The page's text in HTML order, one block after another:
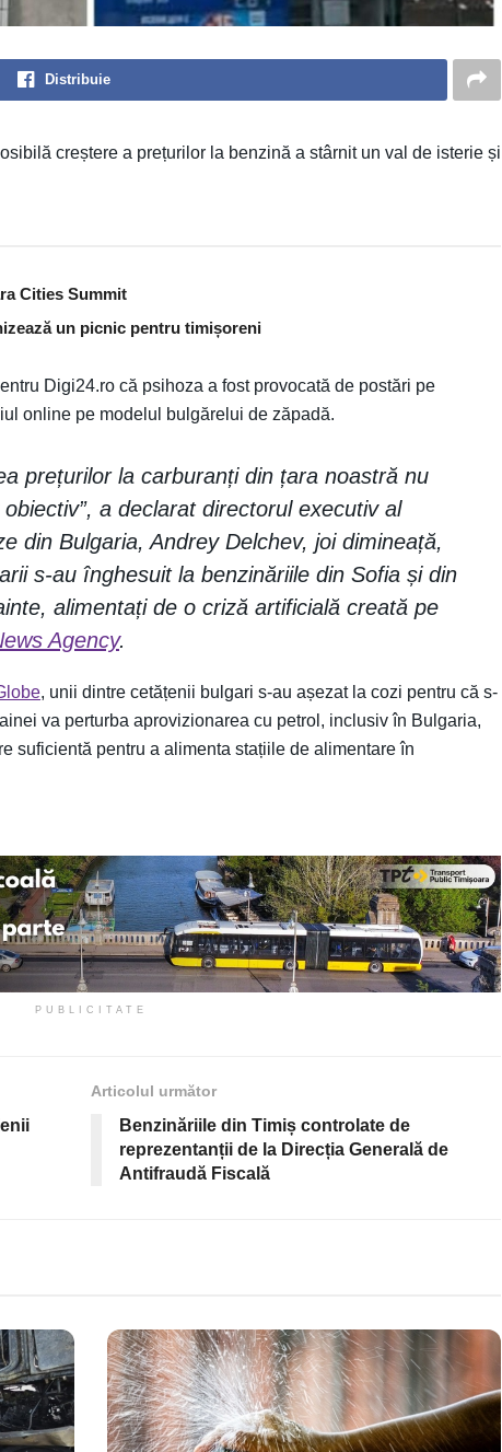
Distribuie
creștere a prețurilor la benzină a stârnit un val de isterie și
Cities Summit
un picnic pentru timișoreni
Digi24.ro că psihoza a fost provocată de postări pe
online pe modelul bulgărelui de zăpadă.
prețurilor la carburanți din țara noastră nu
a declarat directorul executiv al
din Bulgaria, Andrey Delchev, joi dimineață,
s-au înghesuit la benzinăriile din Sofia și din
alimentați de o criză artificială creată pe
Agency.
, unii dintre cetățenii bulgari s-au așezat la cozi pentru că s-
va perturba aprovizionarea cu petrol, inclusiv în Bulgaria,
suficientă pentru a alimenta stațiile de alimentare în
PUBLICITATE
Articolul următor
Benzinăriile din Timiș controlate de
reprezentanții de la Direcția Generală de
Antifraudă Fiscală